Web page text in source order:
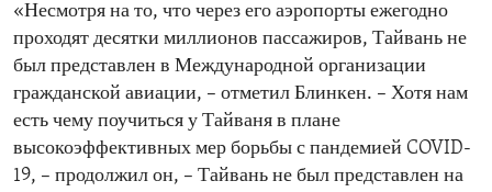
«Несмотря на то, что через его аэропорты ежегодно
проходят десятки миллионов пассажиров, Тайвань не
был представлен в Международной организации
гражданской авиации, – отметил Блинкен. – Хотя нам
есть чему поучиться у Тайваня в плане
высокоэффективных мер борьбы с пандемией COVID-
19, – продолжил он, – Тайвань не был представлен на